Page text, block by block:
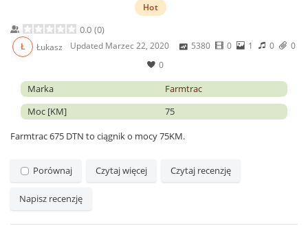
Hot
0.0 (0)
Ł Łukasz Updated Marzec 22, 2020 5380 0 1 0
0
0
Marka
Farmtrac
Moc [KM]
75
Farmtrac 675 DTN to ciągnik o mocy 75KM.
Porównaj Czytaj więcej Czytaj recenzję
Napisz recenzję